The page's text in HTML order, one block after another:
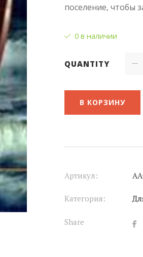
поселение, чтобы
0 в наличии
QUANTITY
В КОРЗИНУ
Артикул:
Категория:
Share